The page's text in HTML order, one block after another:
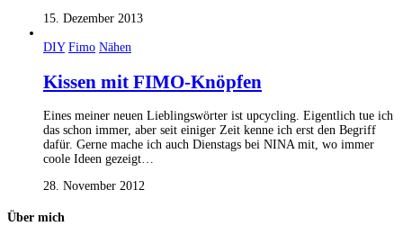
15. Dezember 2013
DIY Fimo Nähen
Kissen mit FIMO-Knöpfen
Eines meiner neuen Lieblingswörter ist upcycling. Eigentlich tue ich
das schon immer, aber seit einiger Zeit kenne ich erst den Begriff
dafür. Gerne mache ich auch Dienstags bei NINA mit, wo immer
coole Ideen gezeigt…
28. November 2012
Über mich